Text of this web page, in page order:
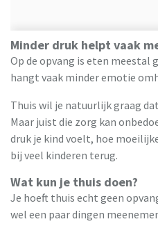
Minder druk helpt vaak
Op de opvang is eten meestal
hangt vaak minder emotie
Thuis wil je natuurlijk graag
Maar juist die zorg kan
druk je kind voelt, hoe
bij veel kinderen terug.
Wat kun je thuis doen?
Je hoeft thuis echt geen
wel een paar dingen